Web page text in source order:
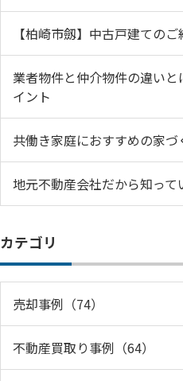
【柏崎市劔】中古戸建てのご
業者物件と仲介物件の違い
イント
共働き家庭におすすめの家づ
地元不動産会社だから知って
カテゴリ
売却事例（74）
不動産買取り事例（64）